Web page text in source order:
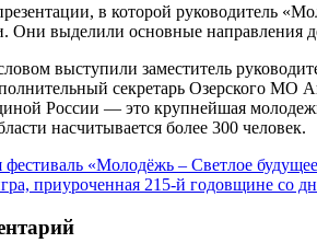
в которой руководитель
Они выделили основные направления
выступили заместитель
секретарь Озерского МО
России — это крупнейшая
насчитывается более 300 человек.
фестиваль «Молодёжь – Светлое
приуроченная 215-й годовщине со